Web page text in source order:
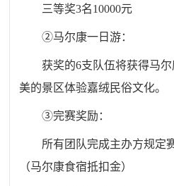
三等奖3名10000元
②马尔康一日游：
获奖的6支队伍将获得马
美的景区体验嘉绒民俗文化。
③完赛奖励：
所有团队完成主办方规定
（马尔康食宿抵扣金）